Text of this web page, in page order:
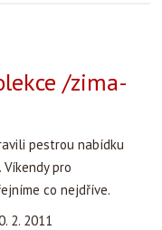
/zima-
pestrou nabídku
pro
co nejdříve.
2. 2011